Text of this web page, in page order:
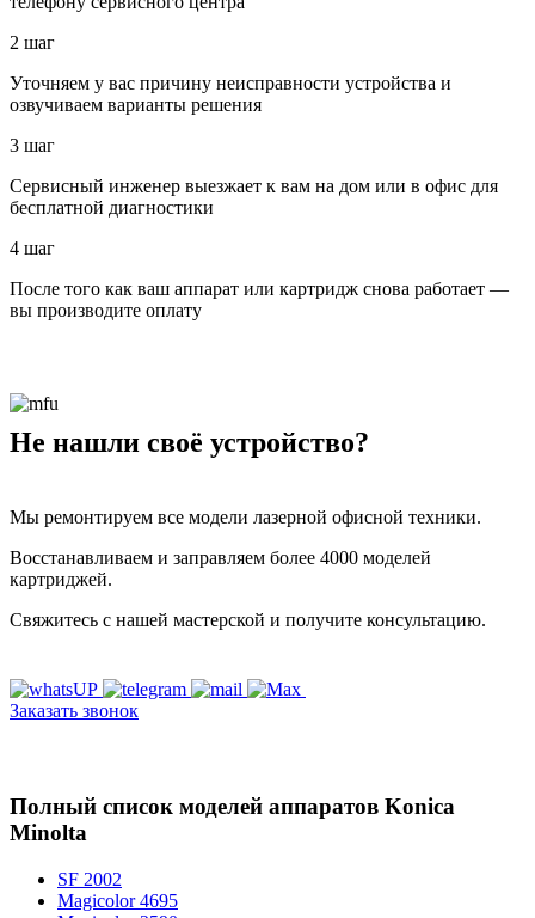
2 шаг
Уточняем у вас причину неисправности устройства и
озвучиваем варианты решения
3 шаг
Сервисный инженер выезжает к вам на дом или в офис для
бесплатной диагностики
4 шаг
После того как ваш аппарат или картридж снова работает —
вы производите оплату
Не нашли своё устройство?
Мы ремонтируем все модели лазерной офисной техники.
Восстанавливаем и заправляем более 4000 моделей
картриджей.
Свяжитесь с нашей мастерской и получите консультацию.
Заказать звонок
Полный список моделей аппаратов Konica
Minolta
SF 2002
Magicolor 4695